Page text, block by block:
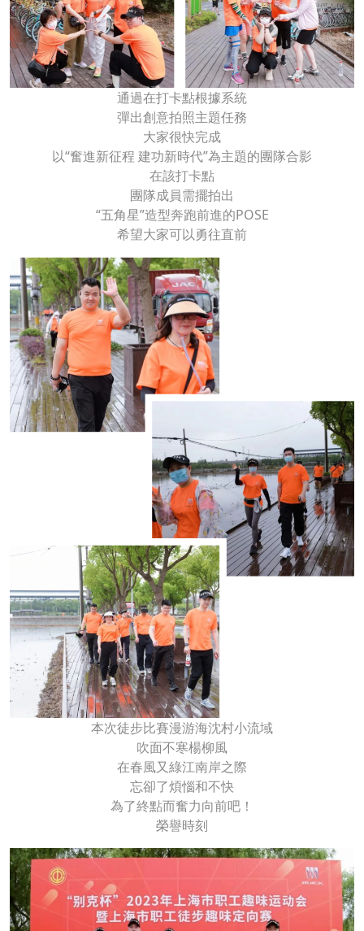
通過在打卡點根據系統
彈出創意拍照主題任務
大家很快完成
以“奮進新征程 建功新時代”為主題的團隊合影
在該打卡點
團隊成員需擺拍出
“五角星”造型奔跑前進的POSE
希望大家可以勇往直前
本次徒步比賽漫游海沈村小流域
吹面不寒楊柳風
在春風又綠江南岸之際
忘卻了煩惱和不快
為了終點而奮力向前吧！
榮譽時刻